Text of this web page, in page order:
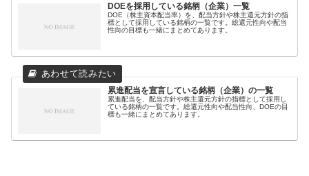
DOEを採用している銘柄（企業）一覧
DOE（株主資本配当率）を、配当方針や株主還元方針の指
標として採用している銘柄の一覧です。総還元性向や配当
性向の目標も一緒にまとめてあります。
累進配当を宣言している銘柄（企業）の一覧
累進配当を、配当方針や株主還元方針の指標として採用し
ている銘柄の一覧です。総還元性向や配当性向、DOEの目
標も一緒にまとめてあります。